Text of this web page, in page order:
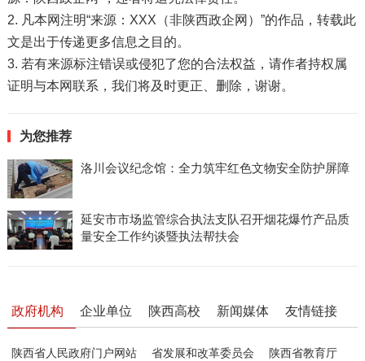
2. 凡本网注明“来源：XXX（非陕西政企网）”的作品，转载此
文是出于传递更多信息之目的。
3. 若有来源标注错误或侵犯了您的合法权益，请作者持权属
证明与本网联系，我们将及时更正、删除，谢谢。
为您推荐
洛川会议纪念馆：全力筑牢红色文物安全防护屏障
延安市市场监管综合执法支队召开烟花爆竹产品质
量安全工作约谈暨执法帮扶会
政府机构 企业单位 陕西高校 新闻媒体 友情链接
陕西省人民政府门户网站 省发展和改革委员会 陕西省教育厅